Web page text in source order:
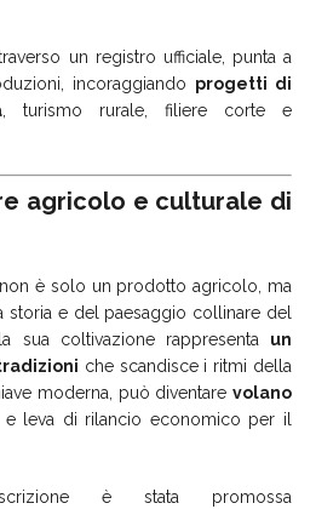
un registro ufficiale, punta a
incoraggiando progetti di
, turismo rurale, filiere corte e
agricolo e culturale di
non è solo un prodotto agricolo, ma
storia e del paesaggio collinare del
sua coltivazione rappresenta un
che scandisce i ritmi della
moderna, può diventare volano
e leva di rilancio economico per il
è stata promossa